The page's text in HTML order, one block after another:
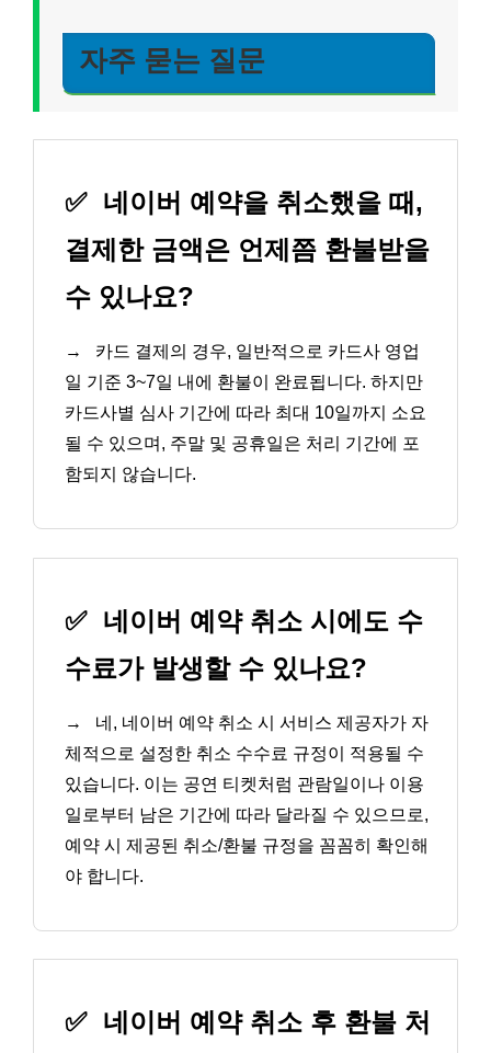
자주 묻는 질문
✅ 네이버 예약을 취소했을 때,
결제한 금액은 언제쯤 환불받을
수 있나요?
→
카드 결제의 경우, 일반적으로 카드사 영업
일 기준 3~7일 내에 환불이 완료됩니다. 하지만
카드사별 심사 기간에 따라 최대 10일까지 소요
될 수 있으며, 주말 및 공휴일은 처리 기간에 포
함되지 않습니다.
✅ 네이버 예약 취소 시에도 수
수료가 발생할 수 있나요?
→
네, 네이버 예약 취소 시 서비스 제공자가 자
체적으로 설정한 취소 수수료 규정이 적용될 수
있습니다. 이는 공연 티켓처럼 관람일이나 이용
일로부터 남은 기간에 따라 달라질 수 있으므로,
예약 시 제공된 취소/환불 규정을 꼼꼼히 확인해
야 합니다.
✅ 네이버 예약 취소 후 환불 처